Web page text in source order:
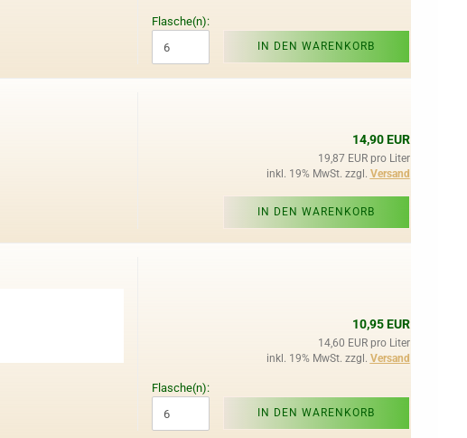
Flasche(n):
IN DEN WARENKORB
14,90 EUR
19,87 EUR pro Liter
inkl. 19% MwSt. zzgl. Versand
IN DEN WARENKORB
10,95 EUR
14,60 EUR pro Liter
inkl. 19% MwSt. zzgl. Versand
Flasche(n):
IN DEN WARENKORB